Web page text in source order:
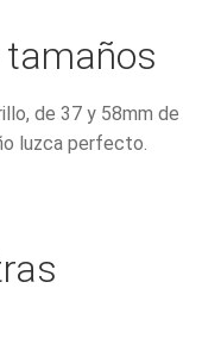
de 37 y 58mm de
luzca perfecto.